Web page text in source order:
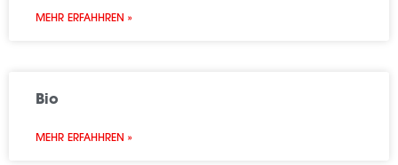
MEHR ERFAHHREN »
Bio
MEHR ERFAHHREN »